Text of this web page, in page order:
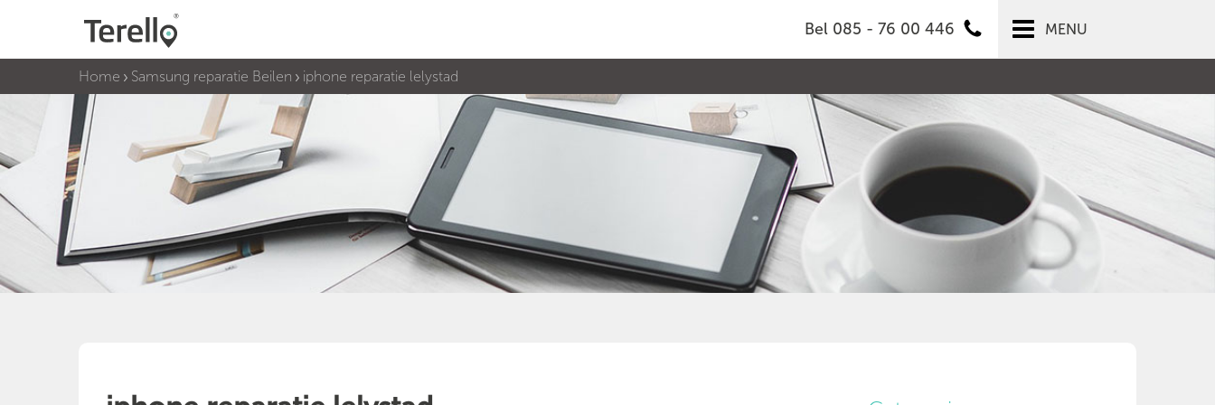
Bel 085 - 76 00 446 MENU
Home Samsung reparatie Beilen iphone reparatie lelystad